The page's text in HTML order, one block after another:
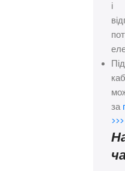
і
за
>>>